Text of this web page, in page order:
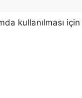
kullanılması